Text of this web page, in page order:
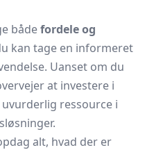
bådefordele og
kan tage en informeret
Uanset om du
at investere i
ressource i
alt, hvad der er